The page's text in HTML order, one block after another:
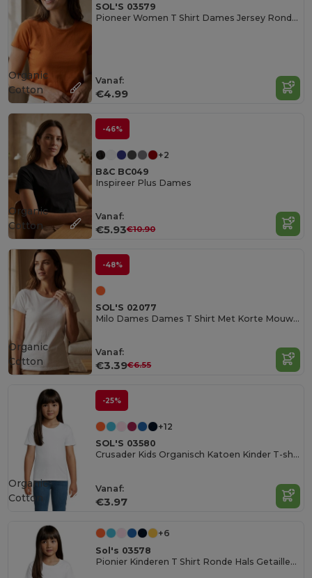
SOL'S 03579
Pioneer Women T Shirt Dames Jersey Ronde Hals Getailleerd
Vanaf:
€4.99
Organic
Cotton
-46%
+2
B&C BC049
Inspireer Plus Dames
Vanaf:
€5.93€10.90
Organic
Cotton
-48%
SOL'S 02077
Milo Dames Dames T Shirt Met Korte Mouwen
Vanaf:
€3.39€6.55
Organic
Cotton
-25%
+12
SOL'S 03580
Crusader Kids Organisch Katoen Kinder T-shirt
Vanaf:
€3.97
Organic
Cotton
+6
Sol's 03578
Pionier Kinderen T Shirt Ronde Hals Getailleerd